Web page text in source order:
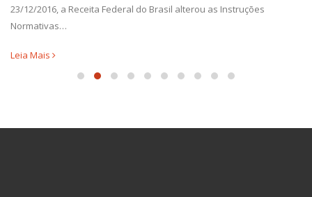
23/12/2016, a Receita Federal do Brasil alterou as Instruções
Normativas…
Leia Mais